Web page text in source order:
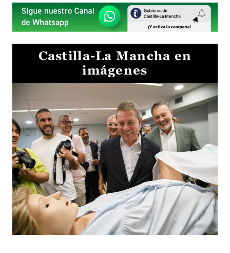
Castilla-La Mancha en
imágenes